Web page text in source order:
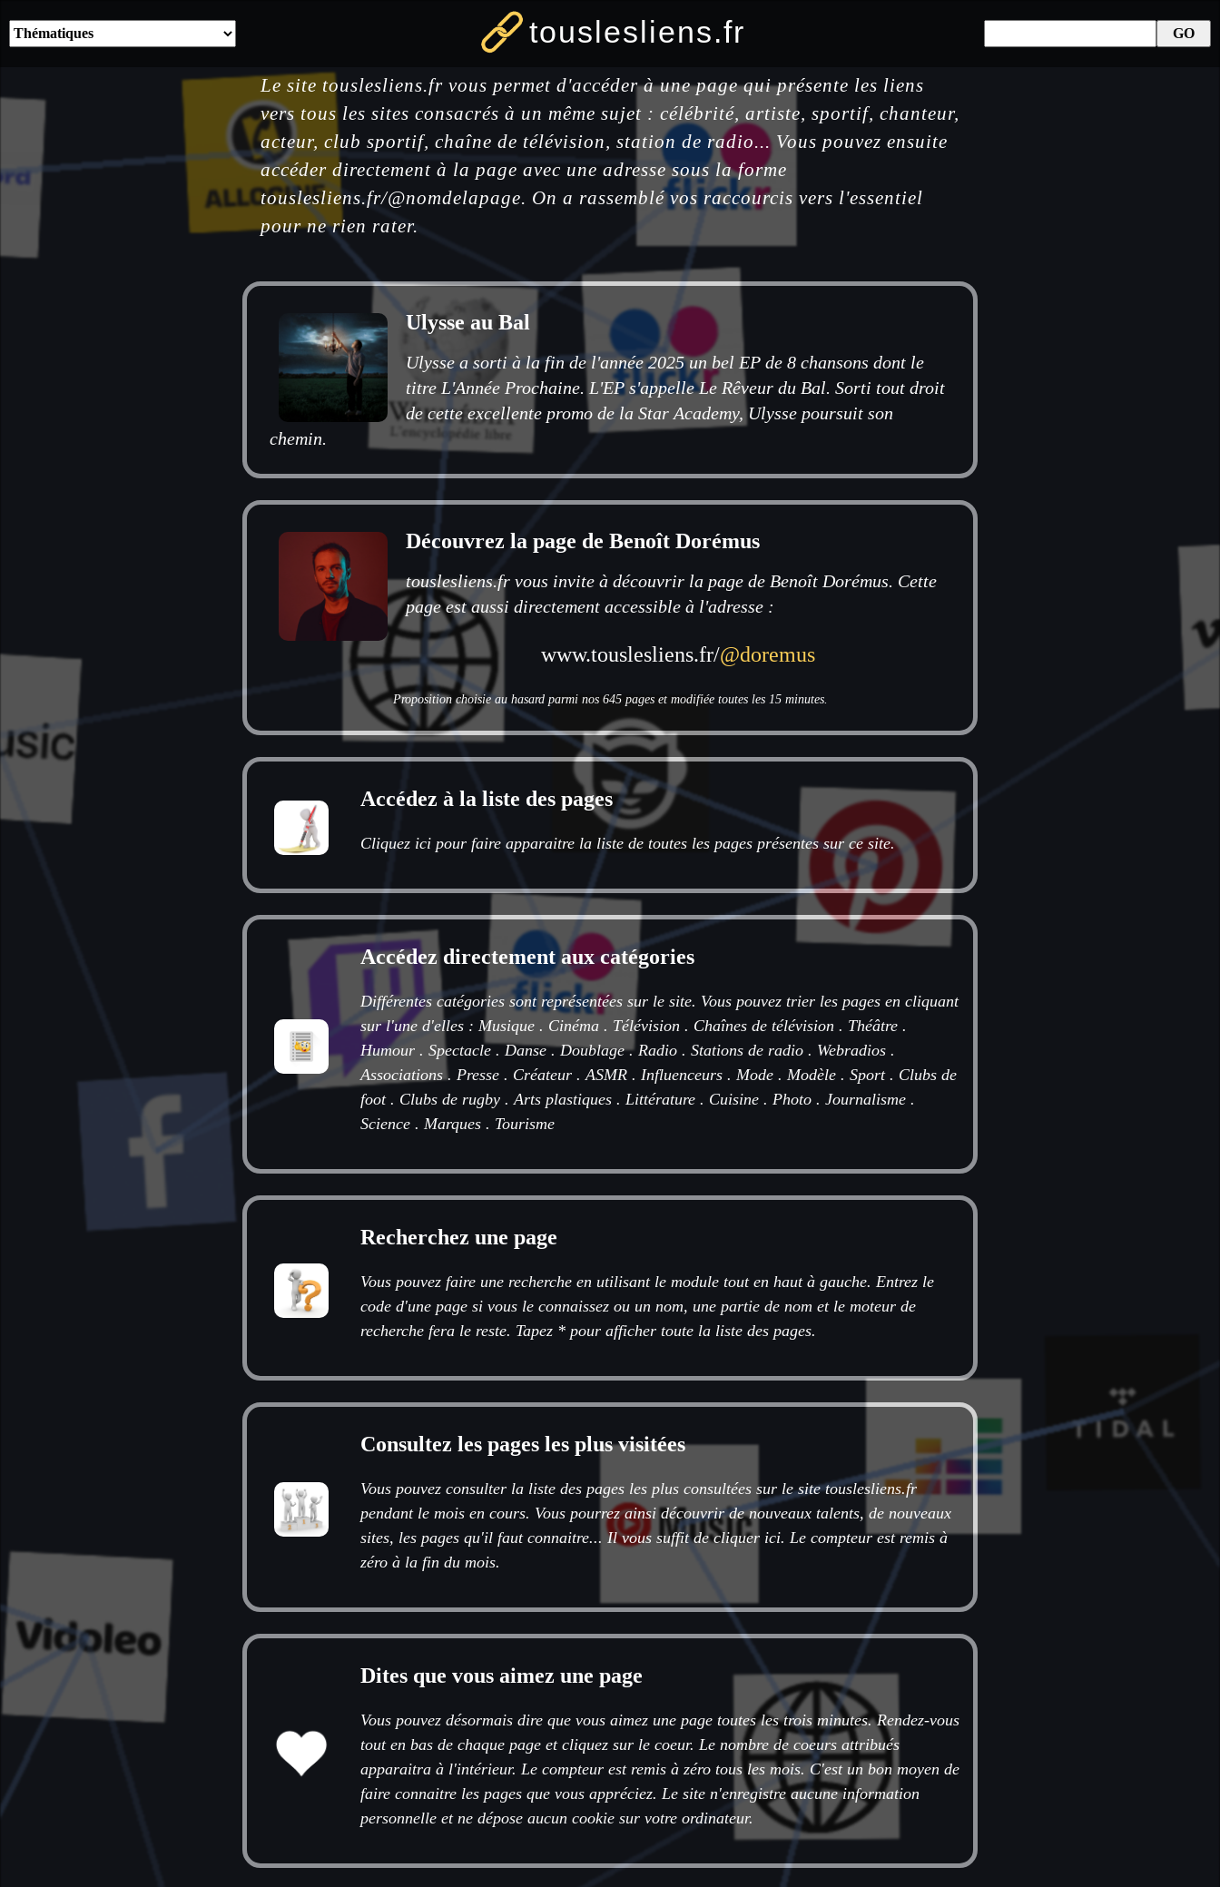
touslesliens.fr
Le site touslesliens.fr vous permet d'accéder à une page qui présente les liens
vers tous les sites consacrés à un même sujet : célébrité, artiste, sportif, chanteur,
acteur, club sportif, chaîne de télévision, station de radio... Vous pouvez ensuite
accéder directement à la page avec une adresse sous la forme
touslesliens.fr/@nomdelapage. On a rassemblé vos raccourcis vers l'essentiel
pour ne rien rater.
Ulysse au Bal
Ulysse a sorti à la fin de l'année 2025 un bel EP de 8 chansons dont le
titre L'Année Prochaine. L'EP s'appelle Le Rêveur du Bal. Sorti tout droit
de cette excellente promo de la Star Academy, Ulysse poursuit son
chemin.
Découvrez la page de Benoît Dorémus
touslesliens.fr vous invite à découvrir la page de Benoît Dorémus. Cette
page est aussi directement accessible à l'adresse :
www.touslesliens.fr/@doremus
Proposition choisie au hasard parmi nos 645 pages et modifiée toutes les 15 minutes.
Accédez à la liste des pages
Cliquez ici pour faire apparaitre la liste de toutes les pages présentes sur ce site.
Accédez directement aux catégories
Différentes catégories sont représentées sur le site. Vous pouvez trier les pages en cliquant
sur l'une d'elles : Musique . Cinéma . Télévision . Chaînes de télévision . Théâtre .
Humour . Spectacle . Danse.Doublage.Radio . Stations de radio . Webradios .
Associations. Presse . Créateur .ASMR . Influenceurs . Mode . Modèle . Sport. Clubs de
foot. Clubs de rugby .Arts plastiques . Littérature . Cuisine . Photo . Journalisme .
Science . Marques . Tourisme
Recherchez une page
Vous pouvez faire une recherche en utilisant le module tout en haut à gauche. Entrez le
code d'une page si vous le connaissez ou un nom, une partie de nom et le moteur de
recherche fera le reste. Tapez * pour afficher toute la liste des pages.
Consultez les pages les plus visitées
Vous pouvez consulter la liste des pages les plus consultées sur le site touslesliens.fr
pendant le mois en cours. Vous pourrez ainsi découvrir de nouveaux talents, de nouveaux
sites, les pages qu'il faut connaitre... Il vous suffit de cliquer ici. Le compteur est remis à
zéro à la fin du mois.
Dites que vous aimez une page
Vous pouvez désormais dire que vous aimez une page toutes les trois minutes. Rendez-vous
tout en bas de chaque page et cliquez sur le coeur. Le nombre de coeurs attribués
apparaitra à l'intérieur. Le compteur est remis à zéro tous les mois. C'est un bon moyen de
faire connaitre les pages que vous appréciez. Le site n'enregistre aucune information
personnelle et ne dépose aucun cookie sur votre ordinateur.